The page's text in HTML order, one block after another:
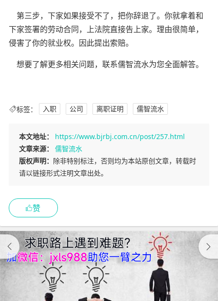
第三步，下家如果接受不了，把你辞退了。你就拿着和
下家签署的劳动合同，上法院直接告上家。理由很简单，
侵害了你的就业权。因此提出索赔。
想要了解更多相关问题，联系儒智流水为您全面解答。
标签： 入职 公司 离职证明 儒智流水
本文地址：
https://www.bjrbj.com.cn/post/257.html
文章来源：
儒智流水
版权声明： 除非特别标注，否则均为本站原创文章，转载时
请以链接形式注明文章出处。
赞